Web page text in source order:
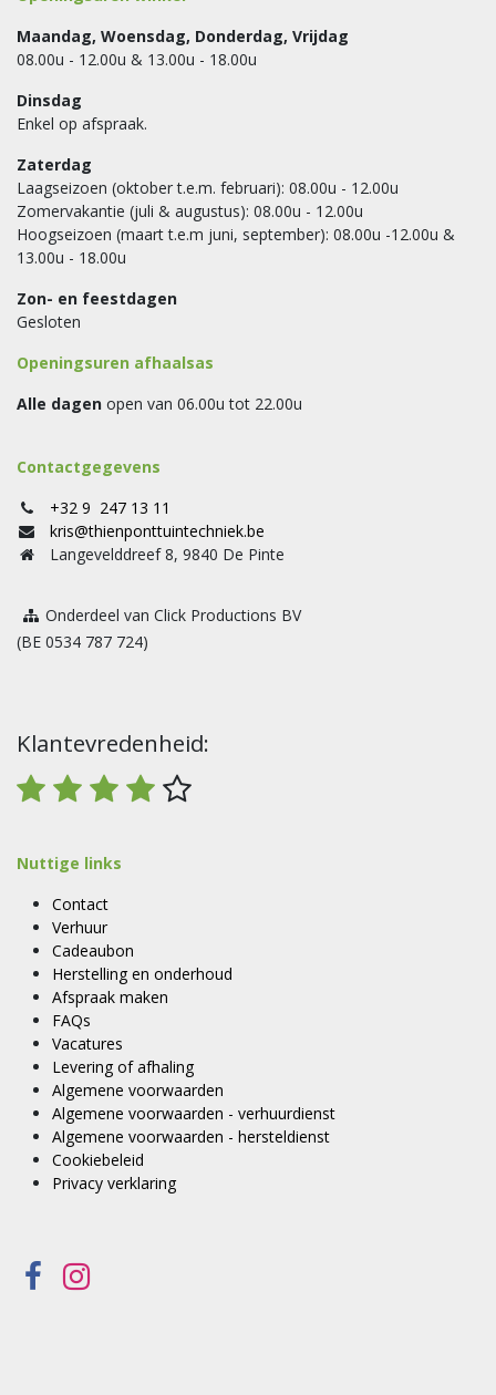
Maandag, Woensdag, Donderdag, Vrijdag
08.00u - 12.00u & 13.00u - 18.00u
Dinsdag
Enkel op afspraak.
Zaterdag
Laagseizoen (oktober t.e.m. februari): 08.00u - 12.00u
Zomervakantie (juli & augustus): 08.00u - 12.00u
Hoogseizoen (maart t.e.m juni, september): 08.00u -12.00u &
13.00u - 18.00u
Zon- en feestdagen
Gesloten
Openingsuren afhaalsas
Alle dagen open van 06.00u tot 22.00u
Contactgegevens
+32 9 247 13 11
kris@thienponttuintechniek.be
Langevelddreef 8, 9840 De Pinte
Onderdeel van Click Productions BV
(BE 0534 787 724)
Klantevredenheid:
Nuttige links
Contact
Verhuur
Cadeaubon
Herstelling en onderhoud
Afspraak maken
FAQs
Vacatures
Levering of afhaling
Algemene voorwaarden
Algemene voorwaarden - verhuurdienst
Algemene voorwaarden - hersteldienst
Cookiebeleid
Privacy verklaring